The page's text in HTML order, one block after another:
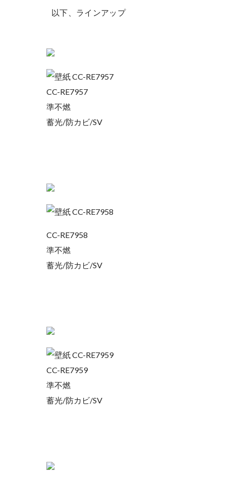
以下、ラインアップ
CC-RE7957
準不燃
蓄光/防カビ/SV
CC-RE7958
準不燃
蓄光/防カビ/SV
CC-RE7959
準不燃
蓄光/防カビ/SV